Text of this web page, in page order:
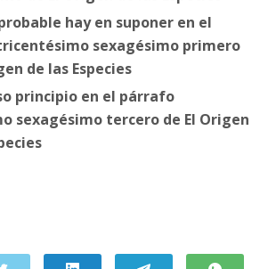
hay en suponer en el
sexagésimo primero
de las Especies
principio en el párrafo
sexagésimo tercero de El Origen